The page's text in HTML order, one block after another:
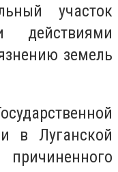
участок
земель
в Луганской